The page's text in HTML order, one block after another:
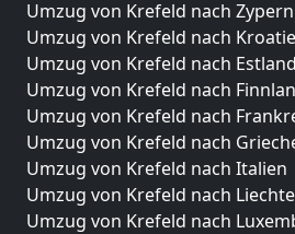
Umzug von Krefeld nach Zypern
Umzug von Krefeld nach
Umzug von Krefeld nach Estland
Umzug von Krefeld nach
Umzug von Krefeld nach
Umzug von Krefeld nach
Umzug von Krefeld nach Italien
Umzug von Krefeld nach
Umzug von Krefeld nach